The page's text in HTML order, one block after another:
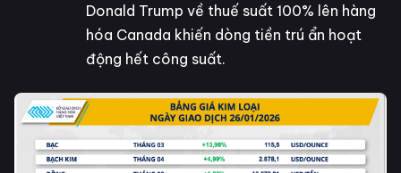
Donald Trump về thuế suất 100% lên hàng
hóa Canada khiến dòng tiền trú ẩn hoạt
động hết công suất.